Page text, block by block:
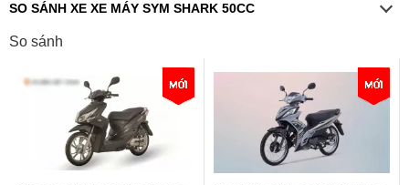
SO SÁNH XE XE MÁY SYM SHARK 50CC
So sánh